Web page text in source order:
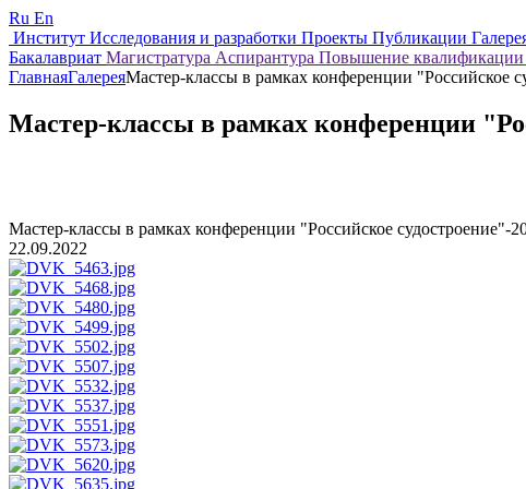
Ru En
Институт Исследования и разработки Проекты Публикации
Бакалавриат Магистратура Аспирантура Повышение квалификации
ГлавнаяГалереяМастер-классы в рамках конференции "Российское
Мастер-классы в рамках конференции
Мастер-классы в рамках конференции "Российское судостроение"-
22.09.2022